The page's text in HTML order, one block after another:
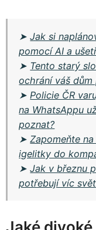
➤Jak si
pomocí AI a
➤ Tento starý
ochrání váš
➤ Policie ČR
na WhatsAppu
poznat?
➤Zapomeňte
igelitky do
➤Jak v březnu
potřebují víc